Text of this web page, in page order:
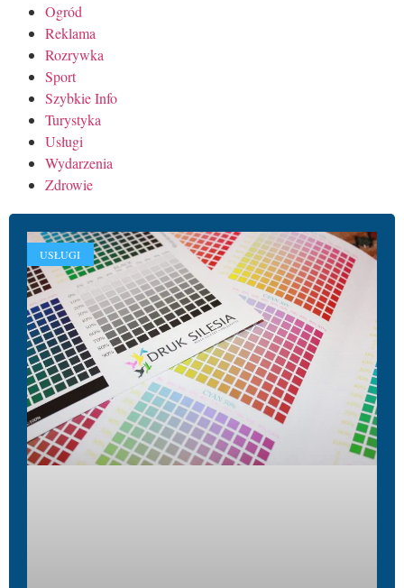
Ogród
Reklama
Rozrywka
Sport
Szybkie Info
Turystyka
Usługi
Wydarzenia
Zdrowie
USŁUGI